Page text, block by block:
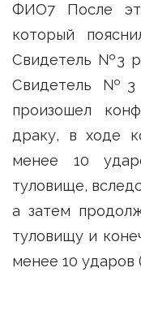
ФИО7 После
который
Свидетель №3
Свидетель
произошел
драку, в ходе
менее 10
туловище,
а затем
туловищу и
менее 10 ударов (